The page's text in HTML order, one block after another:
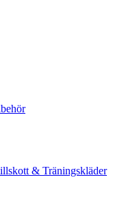
& Träningskläder